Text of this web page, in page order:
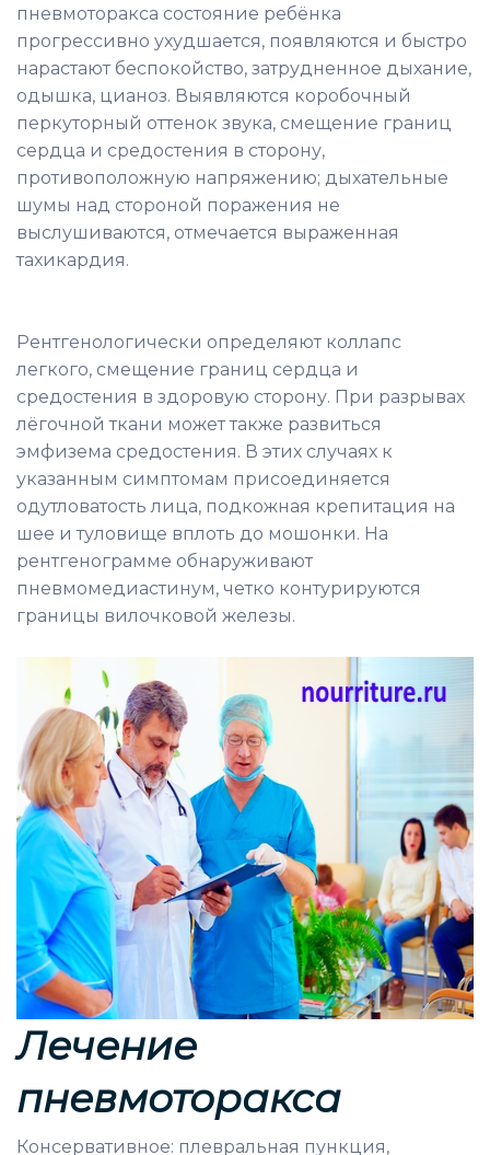
пневмоторакса состояние ребёнка
прогрессивно ухудшается, появляются и быстро
нарастают беспокойство, затрудненное дыхание,
одышка, цианоз. Выявляются коробочный
перкуторный оттенок звука, смещение границ
сердца и средостения в сторону,
противоположную напряжению; дыхательные
шумы над стороной поражения не
выслушиваются, отмечается выраженная
тахикардия.
Рентгенологически определяют коллапс
легкого, смещение границ сердца и
средостения в здоровую сторону. При разрывах
лёгочной ткани может также развиться
эмфизема средостения. В этих случаях к
указанным симптомам присоединяется
одутловатость лица, подкожная крепитация на
шее и туловище вплоть до мошонки. На
рентгенограмме обнаруживают
пневмомедиастинум, четко контурируются
границы вилочковой железы.
Лечение
пневмоторакса
Консервативное: плевральная пункция,